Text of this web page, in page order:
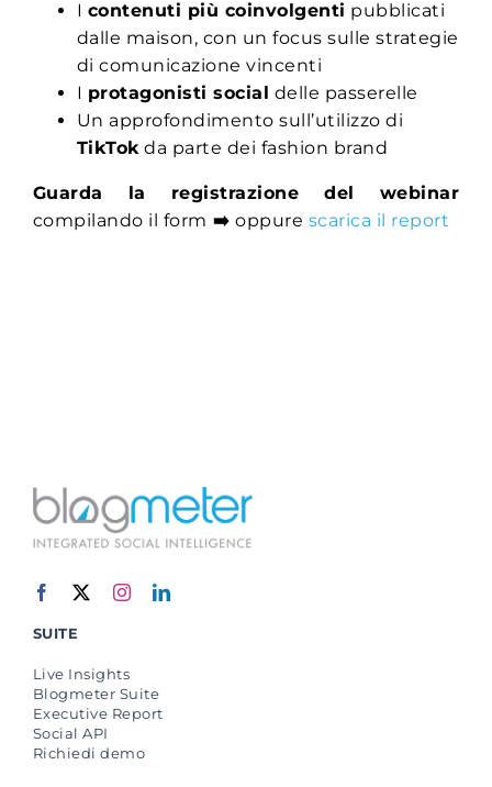
I contenuti più coinvolgenti pubblicati
dalle maison, con un focus sulle strategie
di comunicazione vincenti
I protagonisti social delle passerelle
Un approfondimento sull’utilizzo di
TikTokda parte dei fashion brand
Guarda la registrazione del webinar
compilando il form ➡️ oppure scarica il report
SUITE
Live Insights
Blogmeter Suite
Executive Report
Social API
Richiedi demo